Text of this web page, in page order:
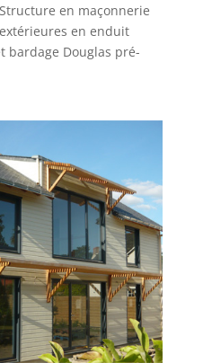
en maçonnerie
en enduit
bardage Douglas pré-